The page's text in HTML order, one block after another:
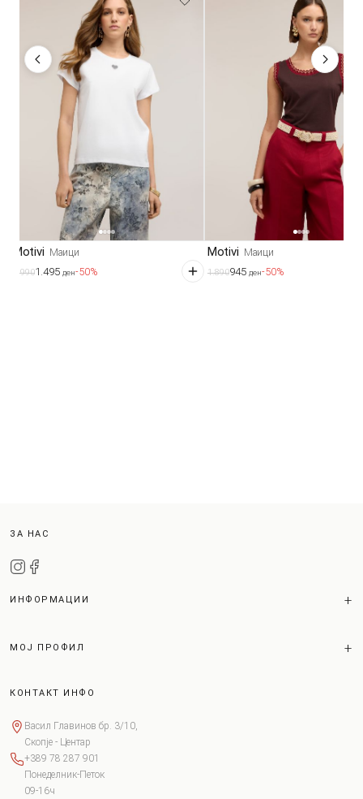
Motivi Маици
2.9901.495 ден-50%
Motivi Маици
1.890945 ден-50%
ЗА НАС
ИНФОРМАЦИИ
МОЈ ПРОФИЛ
КОНТАКТ ИНФО
Васил Главинов бр. 3/10,
Скопје - Центар
+389 78 287 901
Понеделник-Петок
09-16ч